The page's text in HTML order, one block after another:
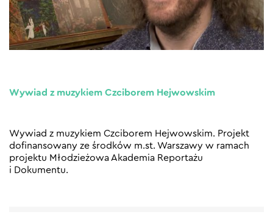
Wywiad z muzykiem Czciborem Hejwowskim
Wywiad z muzykiem Czciborem Hejwowskim. Projekt
dofinansowany ze środków m.st. Warszawy w ramach
projektu Młodzieżowa Akademia Reportażu
i Dokumentu.